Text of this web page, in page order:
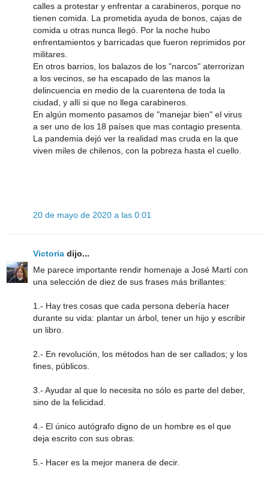
calles a protestar y enfrentar a carabineros, porque no
tienen comida. La prometida ayuda de bonos, cajas de
comida u otras nunca llegó. Por la noche hubo
enfrentamientos y barricadas que fueron reprimidos por
militares.
En otros barrios, los balazos de los "narcos" aterrorizan
a los vecinos, se ha escapado de las manos la
delincuencia en medio de la cuarentena de toda la
ciudad, y allí si que no llega carabineros.
En algún momento pasamos de "manejar bien" el virus
a ser uno de los 18 países que mas contagio presenta.
La pandemia dejó ver la realidad mas cruda en la que
viven miles de chilenos, con la pobreza hasta el cuello.
20 de mayo de 2020 a las 0:01
Victoria dijo...
Me parece importante rendir homenaje a José Martí con
una selección de diez de sus frases más brillantes:
1.- Hay tres cosas que cada persona debería hacer
durante su vida: plantar un árbol, tener un hijo y escribir
un libro.
2.- En revolución, los métodos han de ser callados; y los
fines, públicos.
3.- Ayudar al que lo necesita no sólo es parte del deber,
sino de la felicidad.
4.- El único autógrafo digno de un hombre es el que
deja escrito con sus obras.
5.- Hacer es la mejor manera de decir.